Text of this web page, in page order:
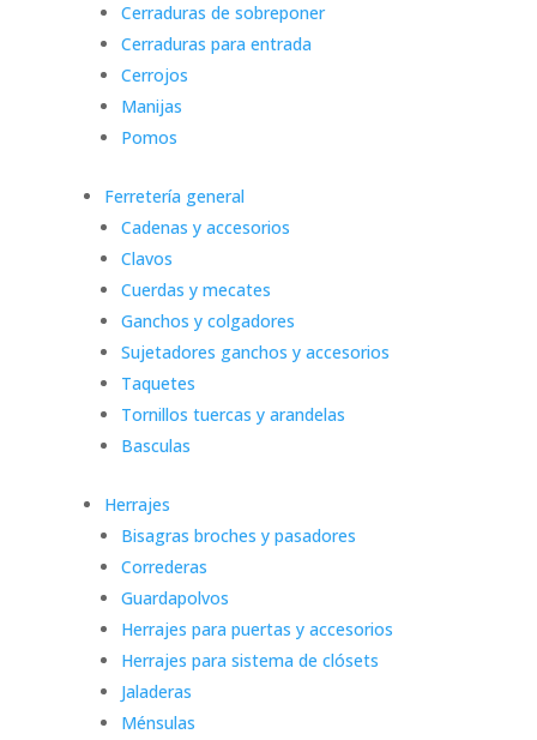
Cerraduras de sobreponer
Cerraduras para entrada
Cerrojos
Manijas
Pomos
Ferretería general
Cadenas y accesorios
Clavos
Cuerdas y mecates
Ganchos y colgadores
Sujetadores ganchos y accesorios
Taquetes
Tornillos tuercas y arandelas
Basculas
Herrajes
Bisagras broches y pasadores
Correderas
Guardapolvos
Herrajes para puertas y accesorios
Herrajes para sistema de clósets
Jaladeras
Ménsulas